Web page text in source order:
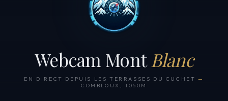
Webcam Mont Blanc
EN DIRECT DEPUIS LES TERRASSES DU CUCHET —
COMBLOUX, 1050M